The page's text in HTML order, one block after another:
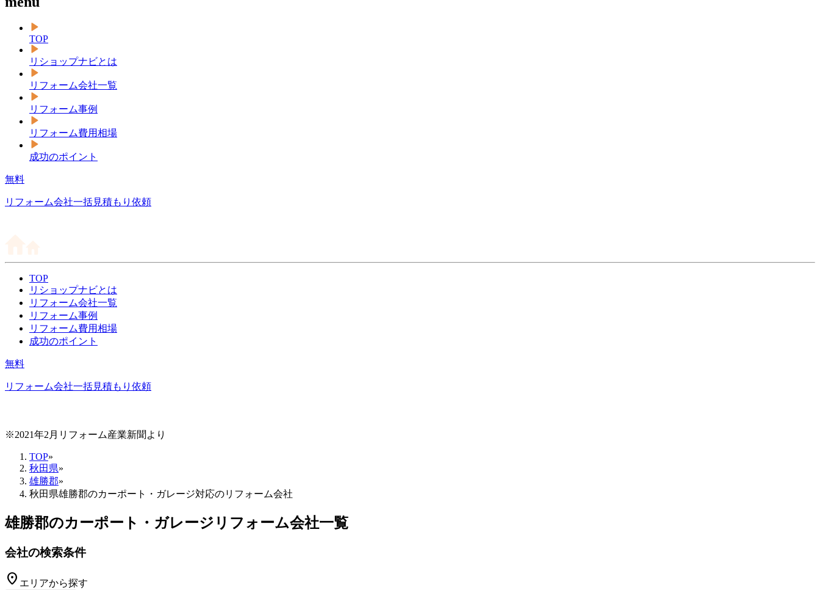
TOP
リショップナビとは
リフォーム会社一覧
リフォーム事例
リフォーム費用相場
成功のポイント
無料
リフォーム会社一括見積もり依頼
TOP
リショップナビとは
リフォーム会社一覧
リフォーム事例
リフォーム費用相場
成功のポイント
無料
リフォーム会社一括見積もり依頼
※2021年2月リフォーム産業新聞より
TOP»
秋田県»
雄勝郡»
秋田県雄勝郡のカーポート・ガレージ対応のリフォーム会社
雄勝郡のカーポート・ガレージリフォーム会社一覧
会社の検索条件
location_on エリアから探す